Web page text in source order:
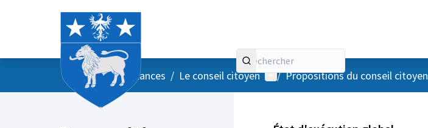
AccueilMenu principal
/ Vos instances / Le conseil citoyen Menu utilisateur
/ Propositions du conseil citoyen